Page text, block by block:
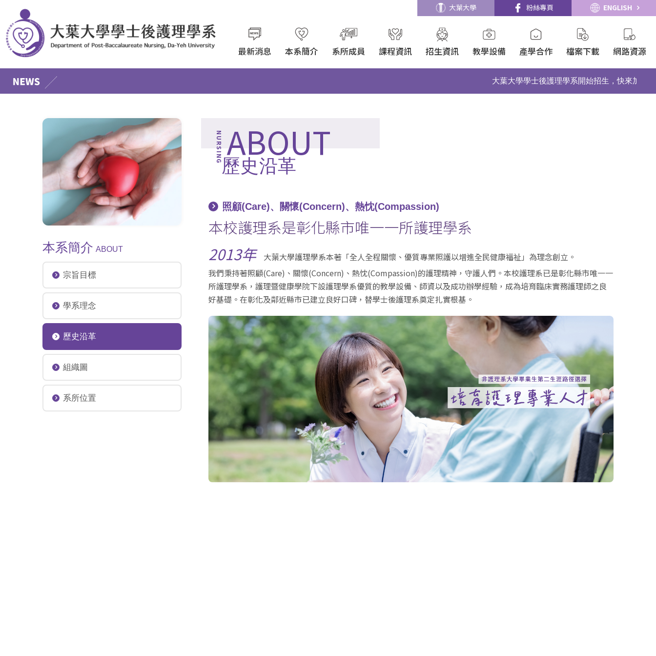
大葉大學 粉絲專頁 ENGLISH
最新消息 本系簡介 系所成員 課程資訊 招生資訊 教學設備 產學合作 檔案下載 網路資源
大葉大學學士後護理學系開始招生，快來加入我們
ABOUT
歷史沿革
照顧(Care)、關懷(Concern)、熱忱(Compassion)
本校護理系是彰化縣市唯一一所護理學系
2013年
大葉大學護理學系本著「全人全程關懷、優質專業照護以增進全民健康福祉」為理念創立。
我們秉持著照顧(Care)、關懷(Concern)、熱忱(Compassion)的護理精神，守護人們。本校護理系已是彰化縣市唯一一
所護理學系，護理暨健康學院下設護理學系優質的教學設備、師資以及成功辦學經驗，成為培育臨床實務護理師之良
好基礎。在彰化及鄰近縣市已建立良好口碑，替學士後護理系奠定扎實根基。
本系簡介 ABOUT
宗旨目標
學系理念
歷史沿革
組織圖
系所位置